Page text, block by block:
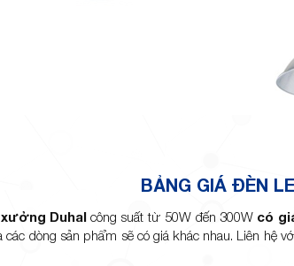
BẢNG GIÁ ĐÈN
Duhal công suất từ 50W đến 300W có
dòng sản phẩm sẽ có giá khác nhau. Liên hệ